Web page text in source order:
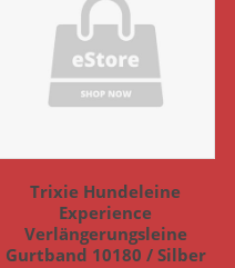
Trixie Hundeleine
Experience
Verlängerungsleine
Gurtband 10180 / Silber